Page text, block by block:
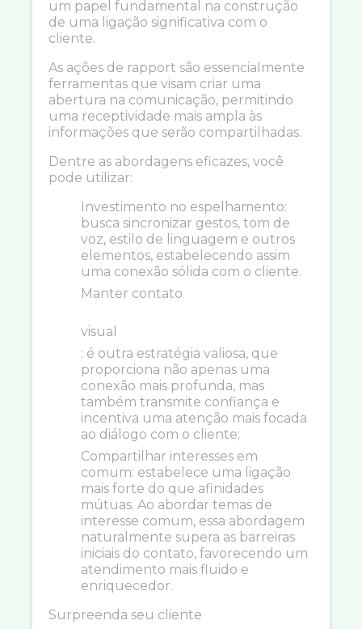
um papel fundamental na construção
de uma ligação significativa com o
cliente.
As ações de rapport são essencialmente
ferramentas que visam criar uma
abertura na comunicação, permitindo
uma receptividade mais ampla às
informações que serão compartilhadas.
Dentre as abordagens eficazes, você
pode utilizar:
Investimento no espelhamento:
busca sincronizar gestos, tom de
voz, estilo de linguagem e outros
elementos, estabelecendo assim
uma conexão sólida com o cliente.
Manter contato
visual
: é outra estratégia valiosa, que
proporciona não apenas uma
conexão mais profunda, mas
também transmite confiança e
incentiva uma atenção mais focada
ao diálogo com o cliente;
Compartilhar interesses em
comum: estabelece uma ligação
mais forte do que afinidades
mútuas. Ao abordar temas de
interesse comum, essa abordagem
naturalmente supera as barreiras
iniciais do contato, favorecendo um
atendimento mais fluido e
enriquecedor.
Surpreenda seu cliente